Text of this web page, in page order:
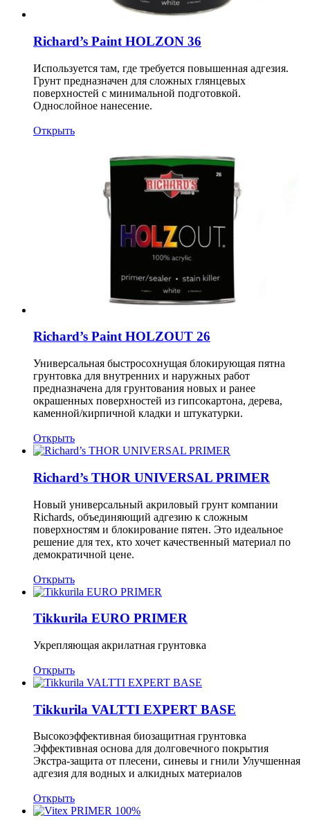
Richard’s Paint HOLZON 36
Используется там, где требуется повышенная адгезия.
Грунт предназначен для сложных глянцевых
поверхностей с минимальной подготовкой.
Однослойное нанесение.
Открыть
Richard’s Paint HOLZOUT 26
Универсальная быстросохнущая блокирующая пятна
грунтовка для внутренних и наружных работ
предназначена для грунтования новых и ранее
окрашенных поверхностей из гипсокартона, дерева,
каменной/кирпичной кладки и штукатурки.
Открыть
Richard’s THOR UNIVERSAL PRIMER
Новый универсальный акриловый грунт компании
Richards, объединяющий адгезию к сложным
поверхностям и блокирование пятен. Это идеальное
решение для тех, кто хочет качественный материал по
демократичной цене.
Открыть
Tikkurila EURO PRIMER
Укрепляющая акрилатная грунтовка
Открыть
Tikkurila VALTTI EXPERT BASE
Высокоэффективная биозащитная грунтовка
Эффективная основа для долговечного покрытия
Экстра-защита от плесени, синевы и гнили Улучшенная
адгезия для водных и алкидных материалов
Открыть